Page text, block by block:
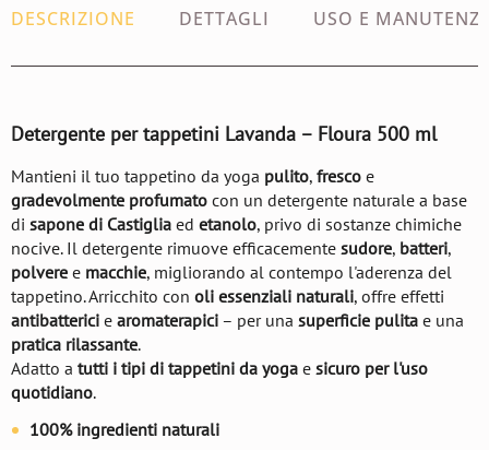
DESCRIZIONE DETTAGLI USO E
Detergente per tappetini Lavanda – Floura 500 ml
Mantieni il tuo tappetino da yoga pulito, fresco e
gradevolmente profumato con un detergente naturale a base
di sapone di Castiglia ed etanolo, privo di sostanze chimiche
nocive. Il detergente rimuove efficacemente sudore, batteri,
polvere e macchie, migliorando al contempo l'aderenza del
tappetino. Arricchito con oli essenziali naturali, offre effetti
antibatterici e aromaterapici – per una superficie pulita e una
pratica rilassante.
Adatto a tutti i tipi di tappetini da yoga e sicuro per l'uso
quotidiano.
100% ingredienti naturali